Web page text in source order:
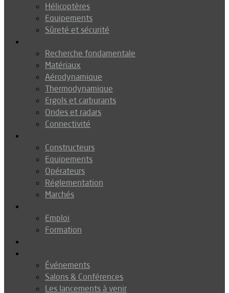
Hélicoptères
Equipements
Sûreté et sécurité
Recherche fondamentale
Matériaux
Aérodynamique
Thermodynamique
Ergols et carburants
Ondes et radars
Connectivité
Constructeurs
Equipements
Opérateurs
Réglementation
Marchés
Emploi
Formation
Événements
Salons & Conférences
Les lancements à venir